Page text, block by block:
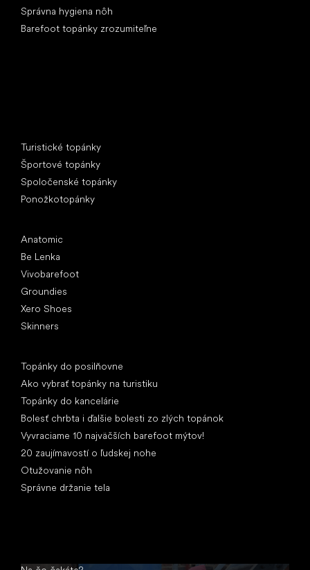
Správna hygiena nôh
Barefoot topánky zrozumiteľne
Turistické topánky
Športové topánky
Spoločenské topánky
Ponožkotopánky
Anatomic
Be Lenka
Vivobarefoot
Groundies
Xero Shoes
Skinners
Topánky do posilňovne
Ako vybrať topánky na turistiku
Topánky do kancelárie
Bolesť chrbta i ďalšie bolesti zo zlých topánok
Vyvraciame 10 najväčších barefoot mýtov!
20 zaujímavostí o ľudskej nohe
Otužovanie nôh
Správne držanie tela